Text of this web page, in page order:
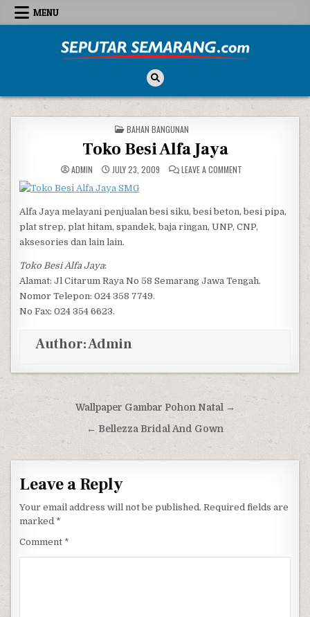
Skip to content
MENU
POSTED IN
BAHAN BANGUNAN
Toko Besi Alfa Jaya
ADMIN JULY 23, 2009 LEAVE A COMMENT
Alfa Jaya melayani penjualan besi siku, besi beton, besi pipa,
plat strep, plat hitam, spandek, baja ringan, UNP, CNP,
aksesories dan lain lain.
Toko Besi Alfa Jaya:
Alamat: Jl Citarum Raya No 58 Semarang Jawa Tengah.
Nomor Telepon: 024 358 7749.
No Fax: 024 354 6623.
Author:Admin
Post navigation
Wallpaper Gambar Pohon Natal →
← Bellezza Bridal And Gown
Leave a Reply
Your email address will not be published. Required fields are
marked *
Comment *